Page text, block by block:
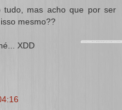
tudo, mas acho que por ser
mesmo??
XDD